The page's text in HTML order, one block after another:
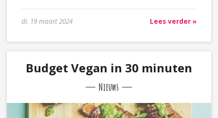
di. 19 maart 2024 Lees verder »
Budget Vegan in 30 minuten
Nieuws